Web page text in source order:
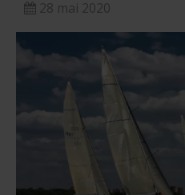
28 mai 2020